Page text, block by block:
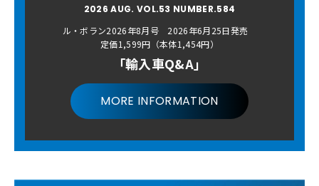
2026 AUG. VOL.53 NUMBER.584
ル・ボラン2026年8月号 2026年6月25日発売
定価1,599円（本体1,454円）
「輸入車Q&A」
MORE INFORMATION